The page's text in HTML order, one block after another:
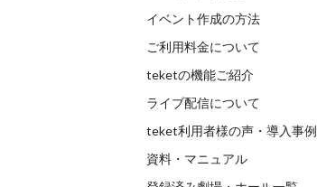
イベント作成の方法
ご利用料金について
teketの機能ご紹介
ライブ配信について
teket利用者様の声・導入事例
資料・マニュアル